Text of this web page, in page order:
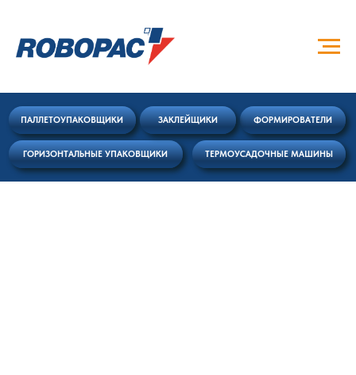
ГОРИЗОНТАЛЬНЫЕ УПАКОВЩИКИ ТЕРМОУСАДОЧНЫЕ МАШИНЫ